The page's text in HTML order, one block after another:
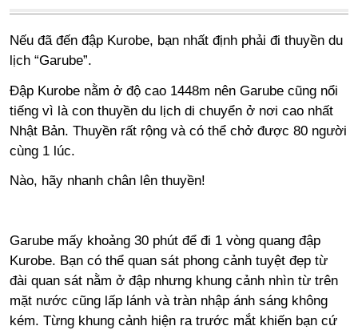
Nếu đã đến đập Kurobe, bạn nhất định phải đi thuyền du
lịch “Garube”.
Đập Kurobe nằm ở độ cao 1448m nên Garube cũng nổi
tiếng vì là con thuyền du lịch di chuyển ở nơi cao nhất
Nhật Bản. Thuyền rất rộng và có thể chở được 80 người
cùng 1 lúc.
Nào, hãy nhanh chân lên thuyền!
Garube mấy khoảng 30 phút để đi 1 vòng quang đập
Kurobe. Bạn có thể quan sát phong cảnh tuyệt đẹp từ
đài quan sát nằm ở đập nhưng khung cảnh nhìn từ trên
mặt nước cũng lấp lánh và tràn nhập ánh sáng không
kém. Từng khung cảnh hiện ra trước mắt khiến bạn cứ